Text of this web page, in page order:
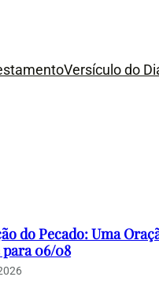
Versículo do
do Pecado: Uma
06/08